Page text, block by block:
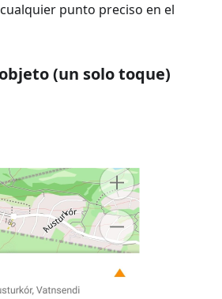
punto preciso en el
(un solo toque)